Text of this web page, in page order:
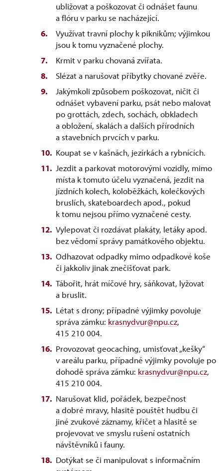
ubližovat a poškozovat či odnášet faunu
a flóru v parku se nacházející.
Využívat travní plochy k piknikům; výjimkou
jsou k tomu vyznačené plochy.
Krmit v parku chovaná zvířata.
Slézat a narušovat příbytky chované zvěře.
Jakýmkoli způsobem poškozovat, ničit či
odnášet vybavení parku, psát nebo malovat
po grottách, zdech, sochách, obkladech
a obložení, skalách a dalších přírodních
a stavebních prvcích v parku.
Koupat se v kašnách, jezírkách a rybnících.
Jezdit a parkovat motorovými vozidly, mimo
místa k tomuto účelu vyznačená, jezdit na
jízdních kolech, koloběžkách, kolečkových
bruslích, skateboardech apod., pokud
k tomu nejsou přímo vyznačené cesty.
Vylepovat či rozdávat plakáty, letáky apod.
bez vědomí správy památkového objektu.
Odhazovat odpadky mimo odpadkové koše
či jakkoliv jinak znečišťovat park.
Tábořit, hrát míčové hry, sáňkovat, lyžovat
a bruslit.
Létat s drony; případné výjimky povoluje
správa zámku: krasnydvur@npu.cz,
415 210 004.
Provozovat geocaching, umisťovat „kešky“
v areálu parku, případné výjimky povoluje po
dohodě správa zámku: krasnydvur@npu.cz,
415 210 004.
Narušovat klid, pořádek, bezpečnost
a dobré mravy, hlasitě pouštět hudbu či
jiné zvukové záznamy, křičet a hlasitě se
projevovat ve smyslu rušení ostatních
návštěvníků i fauny.
Dotýkat se či manipulovat s informačním